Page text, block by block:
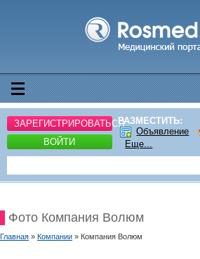
ЗАРЕГИСТРИРОВАТЬСЯ
ВОЙТИ
РАЗМЕСТИТЬ:
Объявление
Еще...
Фото Компания Волюм
Главная » Компании » Компания Волюм